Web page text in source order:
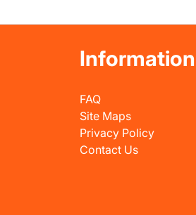
Information
FAQ
Site Maps
Privacy Policy
Contact Us